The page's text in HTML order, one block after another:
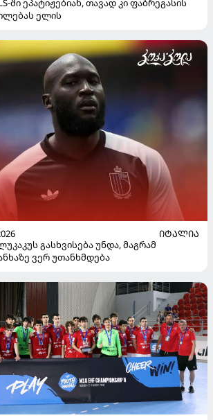
ში ეპატიჟებიან, თავად კი ფაბრეგასის
ელის
ᲘᲢᲐᲚᲘᲐ
გასხვისება უნდა, მაგრამ
ვერ უთანხმდება